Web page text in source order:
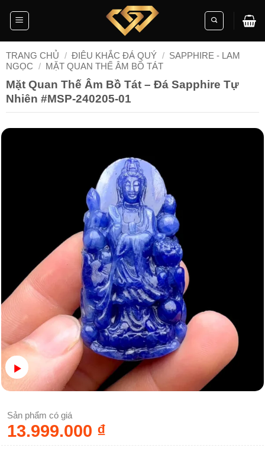
TRANG CHỦ / ĐIÊU KHẮC ĐÁ QUÝ / SAPPHIRE - LAM
NGỌC / MẶT QUAN THẾ ÂM BỒ TÁT
Mặt Quan Thế Âm Bồ Tát – Đá Sapphire Tự
Nhiên #MSP-240205-01
Sản phẩm có giá
13.999.000 ₫